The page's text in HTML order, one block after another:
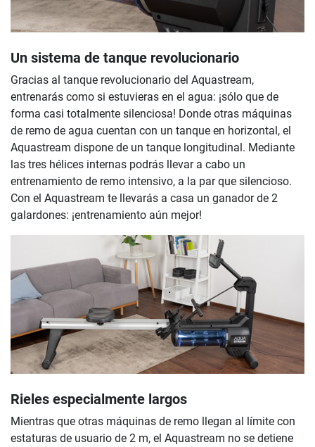
Un sistema de tanque revolucionario
Gracias al tanque revolucionario del Aquastream,
entrenarás como si estuvieras en el agua: ¡sólo que de
forma casi totalmente silenciosa! Donde otras máquinas
de remo de agua cuentan con un tanque en horizontal, el
Aquastream dispone de un tanque longitudinal. Mediante
las tres hélices internas podrás llevar a cabo un
entrenamiento de remo intensivo, a la par que silencioso.
Con el Aquastream te llevarás a casa un ganador de 2
galardones: ¡entrenamiento aún mejor!
Rieles especialmente largos
Mientras que otras máquinas de remo llegan al límite con
estaturas de usuario de 2 m, el Aquastream no se detiene